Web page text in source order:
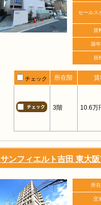
セールス
賃
築
規
チェック 所在階 賃
3階 10.6万
サンフィエルト吉田 東大
所
交